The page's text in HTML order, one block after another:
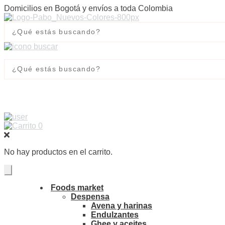
Domicilios en Bogotá y envíos a toda Colombia
0
No hay productos en el carrito.
Foods market
Despensa
Avena y harinas
Endulzantes